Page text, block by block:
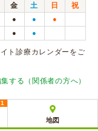
金 土 日
祝
● ● ●
● ●
ト診療カレンダーをご
する（関係者の方へ）
1
地図